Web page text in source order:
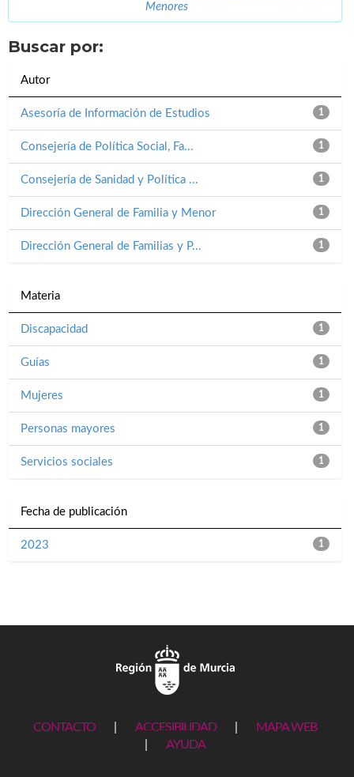
Menores
Buscar por:
Autor
1
Asesoría de Información de Estudios
1
Consejería de Política Social, Fa...
1
Consejería de Sanidad y Política ...
1
Dirección General de Familia y Menor
1
Dirección General de Familias y P...
Materia
1
Discapacidad
1
Guías
1
Mujeres
1
Personas mayores
1
Servicios sociales
Fecha de publicación
1
2023
CONTACTO ACCESIBILIDAD
MAPA WEB
AYUDA